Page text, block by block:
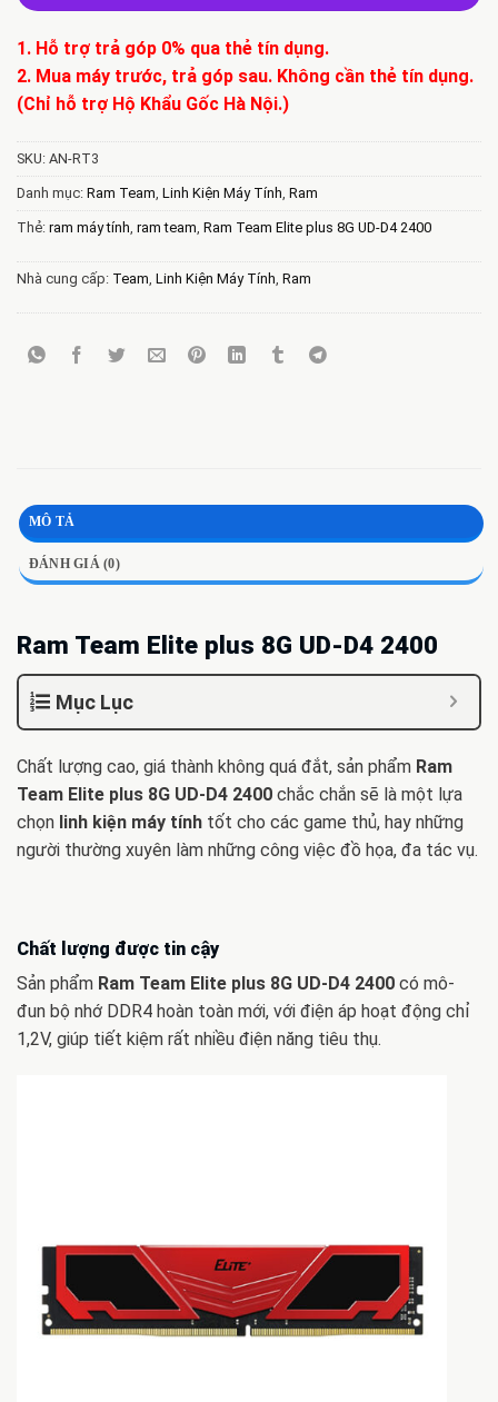
1. Hỗ trợ trả góp 0% qua thẻ tín dụng.
2. Mua máy trước, trả góp sau. Không cần thẻ tín dụng.
(Chỉ hỗ trợ Hộ Khẩu Gốc Hà Nội.)
SKU: AN-RT3
Danh mục: Ram Team Linh Kiện Máy Tính Ram
Thẻ: ram máy tính ram team Ram Team Elite plus 8G UD-D4 2400
Nhà cung cấp: Team Linh Kiện Máy Tính Ram
MÔ TẢ
ĐÁNH GIÁ (0)
Ram Team Elite plus 8G UD-D4 2400
Mục Lục
Chất lượng cao, giá thành không quá đắt, sản phẩm Ram
Team Elite plus 8G UD-D4 2400 chắc chắn sẽ là một lựa
chọn linh kiện máy tính tốt cho các game thủ, hay những
người thường xuyên làm những công việc đồ họa, đa tác vụ.
Chất lượng được tin cậy
Sản phẩm Ram Team Elite plus 8G UD-D4 2400 có mô-
đun bộ nhớ DDR4 hoàn toàn mới, với điện áp hoạt động chỉ
1,2V, giúp tiết kiệm rất nhiều điện năng tiêu thụ.